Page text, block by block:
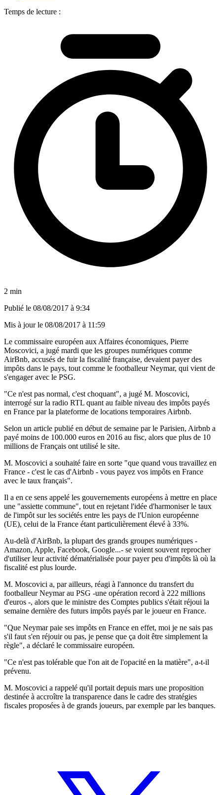
Temps de lecture :
2 min
Publié le 08/08/2017 à 9:34
Mis à jour le 08/08/2017 à 11:59
Le commissaire européen aux Affaires économiques, Pierre
Moscovici, a jugé mardi que les groupes numériques comme
AirBnb, accusés de fuir la fiscalité française, devaient payer des
impôts dans le pays, tout comme le footballeur Neymar, qui vient de
s'engager avec le PSG.
"Ce n'est pas normal, c'est choquant", a jugé M. Moscovici,
interrogé sur la radio RTL quant au faible niveau des impôts payés
en France par la plateforme de locations temporaires Airbnb.
Selon un article publié en début de semaine par le Parisien, Airbnb a
payé moins de 100.000 euros en 2016 au fisc, alors que plus de 10
millions de Français ont utilisé le site.
M. Moscovici a souhaité faire en sorte "que quand vous travaillez en
France - c'est le cas d'Airbnb - vous payez vos impôts en France
avec le taux français".
Il a en ce sens appelé les gouvernements européens à mettre en place
une "assiette commune", tout en rejetant l'idée d'harmoniser le taux
de l'impôt sur les sociétés entre les pays de l'Union européenne
(UE), celui de la France étant particulièrement élevé à 33%.
Au-delà d'AirBnb, la plupart des grands groupes numériques -
Amazon, Apple, Facebook, Google...- se voient souvent reprocher
d'utiliser leur activité dématérialisée pour payer peu d'impôts là où la
fiscalité est plus lourde.
M. Moscovici a, par ailleurs, réagi à l'annonce du transfert du
footballeur Neymar au PSG -une opération record à 222 millions
d'euros -, alors que le ministre des Comptes publics s'était réjoui la
semaine dernière des futurs impôts payés par le joueur en France.
"Que Neymar paie ses impôts en France en effet, moi je ne sais pas
s'il faut s'en réjouir ou pas, je pense que ça doit être simplement la
règle", a déclaré le commissaire européen.
"Ce n'est pas tolérable que l'on ait de l'opacité en la matière", a-t-il
prévenu.
M. Moscovici a rappelé qu'il portait depuis mars une proposition
destinée à accroître la transparence dans le cadre des stratégies
fiscales proposées à de grands joueurs, par exemple par les banques.